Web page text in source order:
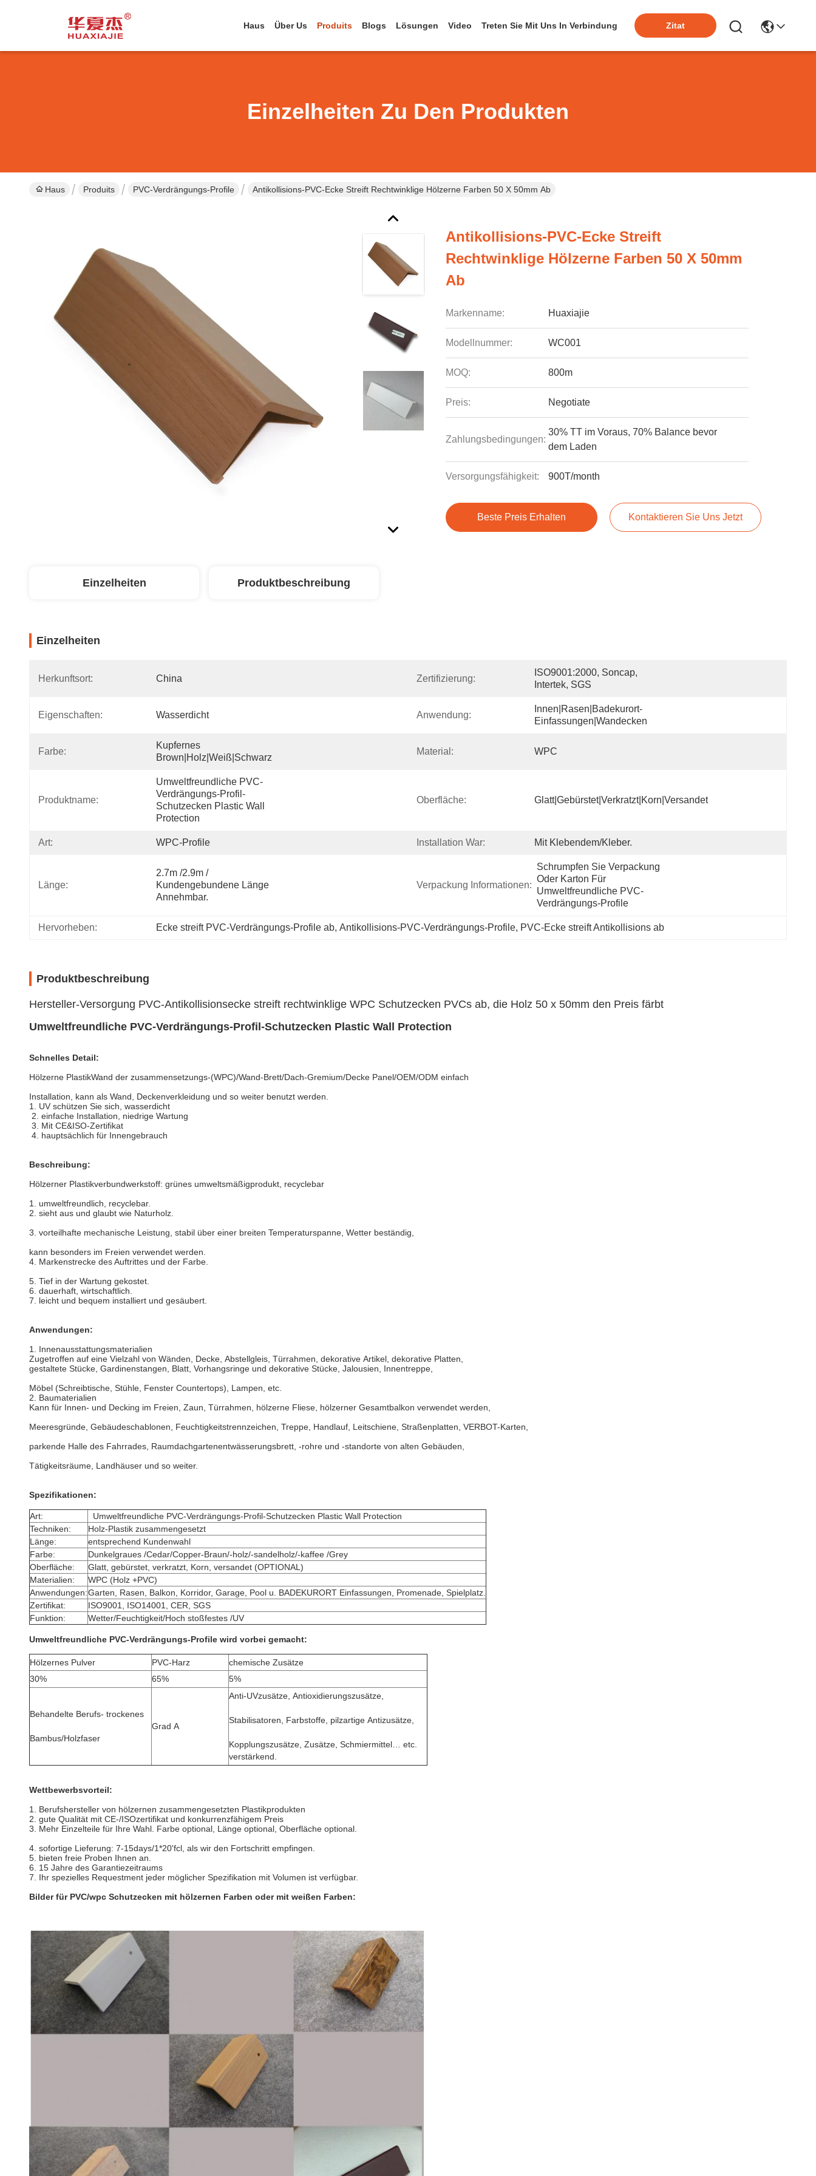
Haus Über Us Produits Blogs Lösungen Video Treten Sie Mit Uns In Verbindung Zitat
Einzelheiten Zu Den Produkten
Haus Produits PVC-Verdrängungs-Profile Antikollisions-PVC-Ecke Streift Rechtwinklige Hölzerne Farben 50 X 50mm Ab
Antikollisions-PVC-Ecke Streift
Rechtwinklige Hölzerne Farben 50 X 50mm
Ab
Markenname: Huaxiajie
Modellnummer: WC001
MOQ: 800m
Preis: Negotiate
Zahlungsbedingungen:
30% TT im Voraus, 70% Balance bevor
dem Laden
Versorgungsfähigkeit: 900T/month
Beste Preis Erhalten Kontaktieren Sie Uns Jetzt
Einzelheiten Produktbeschreibung
Einzelheiten
Herkunftsort: China Zertifizierung:
ISO9001:2000, Soncap,
Intertek, SGS
Eigenschaften: Wasserdicht Anwendung:
Innen|Rasen|Badekurort-
Einfassungen|Wandecken
Farbe:
Kupfernes
Brown|Holz|weiß|schwarz
Material: WPC
Produktname:
Umweltfreundliche PVC-
Verdrängungs-Profil-
Schutzecken Plastic Wall
Protection
Oberfläche: Glatt|Gebürstet|Verkratzt|Korn|Versandet
Art: WPC-Profile Installation War: Mit Klebendem/Kleber.
Länge:
2.7m /2.9m /
Kundengebundene Länge
Annehmbar.
Verpackung Informationen:
Schrumpfen Sie Verpackung
Oder Karton Für
Umweltfreundliche PVC-
Verdrängungs-Profile
Hervorheben: Ecke streift PVC-Verdrängungs-Profile ab, Antikollisions-PVC-Verdrängungs-Profile, PVC-Ecke streift Antikollisions ab
Produktbeschreibung
Hersteller-Versorgung PVC-Antikollisionsecke streift rechtwinklige WPC Schutzecken PVCs ab, die Holz 50 x 50mm den Preis färbt
Umweltfreundliche PVC-Verdrängungs-Profil-Schutzecken Plastic Wall Protection
Schnelles Detail:
Hölzerne PlastikWand der zusammensetzungs-(WPC)/Wand-Brett/Dach-Gremium/Decke Panel/OEM/ODM einfach
Installation, kann als Wand, Deckenverkleidung und so weiter benutzt werden.
1. UV schützen Sie sich, wasserdicht
2. einfache Installation, niedrige Wartung
3. Mit CE&ISO-Zertifikat
4. hauptsächlich für Innengebrauch
Beschreibung:
Hölzerner Plastikverbundwerkstoff: grünes umweltsmäßigprodukt, recyclebar
1. umweltfreundlich, recyclebar.
2. sieht aus und glaubt wie Naturholz.
3. vorteilhafte mechanische Leistung, stabil über einer breiten Temperaturspanne, Wetter beständig,
kann besonders im Freien verwendet werden.
4. Markenstrecke des Auftrittes und der Farbe.
5. Tief in der Wartung gekostet.
6. dauerhaft, wirtschaftlich.
7. leicht und bequem installiert und gesäubert.
Anwendungen:
1. Innenausstattungsmaterialien
Zugetroffen auf eine Vielzahl von Wänden, Decke, Abstellgleis, Türrahmen, dekorative Artikel, dekorative Platten,
gestaltete Stücke, Gardinenstangen, Blatt, Vorhangsringe und dekorative Stücke, Jalousien, Innentreppe,
Möbel (Schreibtische, Stühle, Fenster Countertops), Lampen, etc.
2. Baumaterialien
Kann für Innen- und Decking im Freien, Zaun, Türrahmen, hölzerne Fliese, hölzerner Gesamtbalkon verwendet werden,
Meeresgründe, Gebäudeschablonen, Feuchtigkeitstrennzeichen, Treppe, Handlauf, Leitschiene, Straßenplatten, VERBOT-Karten,
parkende Halle des Fahrrades, Raumdachgartenentwässerungsbrett, -rohre und -standorte von alten Gebäuden,
Tätigkeitsräume, Landhäuser und so weiter.
Spezifikationen:
Art:
Umweltfreundliche PVC-Verdrängungs-Profil-Schutzecken Plastic Wall Protection
Techniken:
Holz-Plastik zusammengesetzt
Länge:
entsprechend Kundenwahl
Farbe:
Dunkelgraues /Cedar/Copper-Braun/-holz/-sandelholz/-kaffee /Grey
Oberfläche:
Glatt, gebürstet, verkratzt, Korn, versandet (OPTIONAL)
Materialien:
WPC (Holz +PVC)
Anwendungen:Garten, Rasen, Balkon, Korridor, Garage, Pool u. BADEKURORT Einfassungen, Promenade, Spielplatz.
Zertifikat:
ISO9001, ISO14001, CER, SGS
Funktion:
Wetter/Feuchtigkeit/Hoch stoßfestes /UV
Umweltfreundliche PVC-Verdrängungs-Profile wird vorbei gemacht:
Hölzernes Pulver PVC-Harz
chemische Zusätze
30%
65% 5%
Behandelte Berufs- trockenes
Bambus/Holzfaser
Grad A
Anti-UVzusätze, Antioxidierungszusätze,
Stabilisatoren, Farbstoffe, pilzartige Antizusätze,
Kopplungszusätze, Zusätze, Schmiermittel… etc.
verstärkend.
Wettbewerbsvorteil:
1. Berufshersteller von hölzernen zusammengesetzten Plastikprodukten
2. gute Qualität mit CE-/ISOzertifikat und konkurrenzfähigem Preis
3. Mehr Einzelteile für Ihre Wahl. Farbe optional, Länge optional, Oberfläche optional.
4. sofortige Lieferung: 7-15days/1*20'fcl, als wir den Fortschritt empfingen.
5. bieten freie Proben Ihnen an.
6. 15 Jahre des Garantiezeitraums
7. Ihr spezielles Requestment jeder möglicher Spezifikation mit Volumen ist verfügbar.
Bilder für PVC/wpc Schutzecken mit hölzernen Farben oder mit weißen Farben: